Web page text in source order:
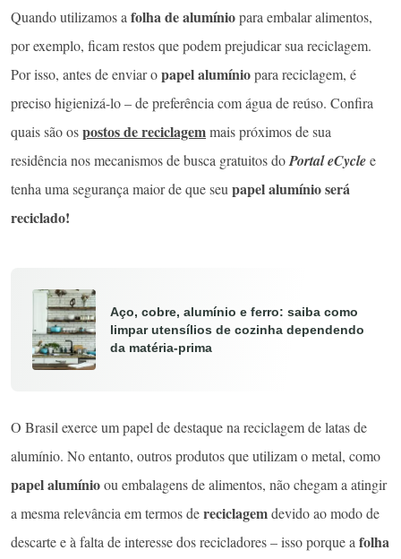
Quando utilizamos a folha de alumíniopara embalar alimentos,
por exemplo, ficam restos que podem prejudicar sua reciclagem.
Por isso, antes de enviar opapel alumíniopara reciclagem, é
preciso higienizá-lo – de preferência com água de reúso. Confira
quais são ospostos de reciclagemmais próximos de sua
residência nos mecanismos de busca gratuitos doPortal eCyclee
tenha uma segurança maior de que seu papel alumínioserá
reciclado!
Aço, cobre, alumínio e ferro: saiba como
limpar utensílios de cozinha dependendo
da matéria-prima
O Brasil exerce um papel de destaque na reciclagem de latas de
alumínio. No entanto, outros produtos que utilizam o metal, como
papelalumínioou embalagens de alimentos, não chegam a atingir
a mesma relevância em termos dereciclagemdevido ao modo de
descarte e à falta de interesse dos recicladores – isso porque a folha